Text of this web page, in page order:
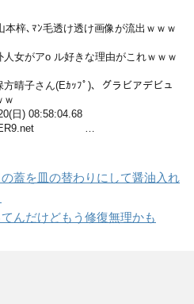
本梓､ﾏﾝ毛透け透け画像が流出ｗｗｗ
人女がアo ル好きな理由がこれｗｗｗ
方晴子さん(Eｶｯﾌﾟ)、グラビアデビュ
ｗ
日) 08:58:04.68
…
蓋を皿の替わりにして醤油入れ
んだけどもう修復無理かも